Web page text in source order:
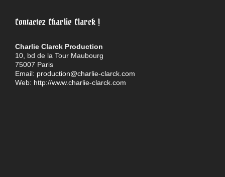
Contactez Charlie Clarck !
Charlie Clarck Production
10, bd de la Tour Maubourg
75007 Paris
Email: production@charlie-clarck.com
Web: http://www.charlie-clarck.com